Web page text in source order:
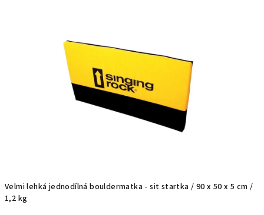
Velmi lehká jednodílná bouldermatka - sit startka / 90 x 50 x 5 cm /
1,2 kg
hvězdiček.